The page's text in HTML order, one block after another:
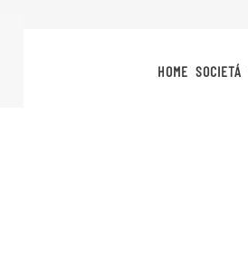
HOME SOCIETÁ